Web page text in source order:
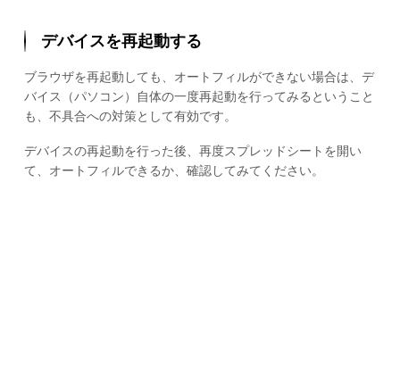
デバイスを再起動する
ブラウザを再起動しても、オートフィルができない場合は、デ
バイス（パソコン）自体の一度再起動を行ってみるということ
も、不具合への対策として有効です。
デバイスの再起動を行った後、再度スプレッドシートを開い
て、オートフィルできるか、確認してみてください。